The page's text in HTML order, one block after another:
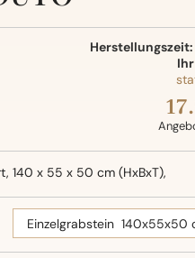
Herstellungszeit:
140 x 55 x 50 cm (HxBxT),